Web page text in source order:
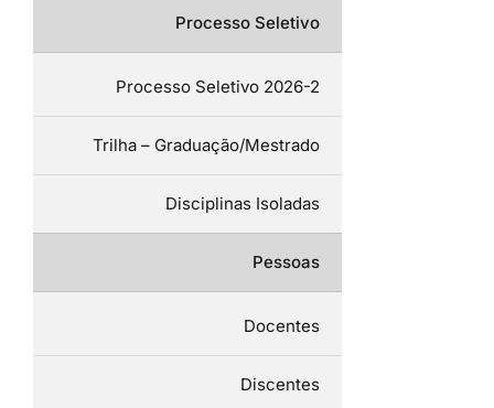
Processo Seletivo
Processo Seletivo 2026-2
Trilha – Graduação/Mestrado
Disciplinas Isoladas
Pessoas
Docentes
Discentes